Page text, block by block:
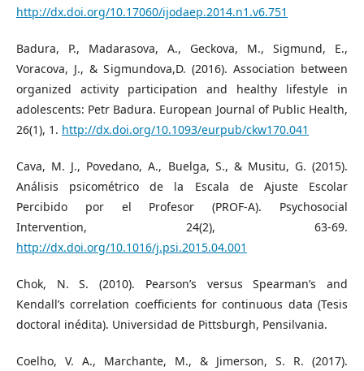
http://dx.doi.org/10.17060/ijodaep.2014.n1.v6.751
Badura, P., Madarasova, A., Geckova, M., Sigmund, E.,
Voracova, J., & Sigmundova,D. (2016). Association between
organized activity participation and healthy lifestyle in
adolescents: Petr Badura. European Journal of Public Health,
26(1), 1. http://dx.doi.org/10.1093/eurpub/ckw170.041
Cava, M. J., Povedano, A., Buelga, S., & Musitu, G. (2015).
Análisis psicométrico de la Escala de Ajuste Escolar
Percibido por el Profesor (PROF-A). Psychosocial
Intervention, 24(2), 63-69.
http://dx.doi.org/10.1016/j.psi.2015.04.001
Chok, N. S. (2010). Pearson’s versus Spearman’s and
Kendall’s correlation coefficients for continuous data (Tesis
doctoral inédita). Universidad de Pittsburgh, Pensilvania.
Coelho, V. A., Marchante, M., & Jimerson, S. R. (2017).